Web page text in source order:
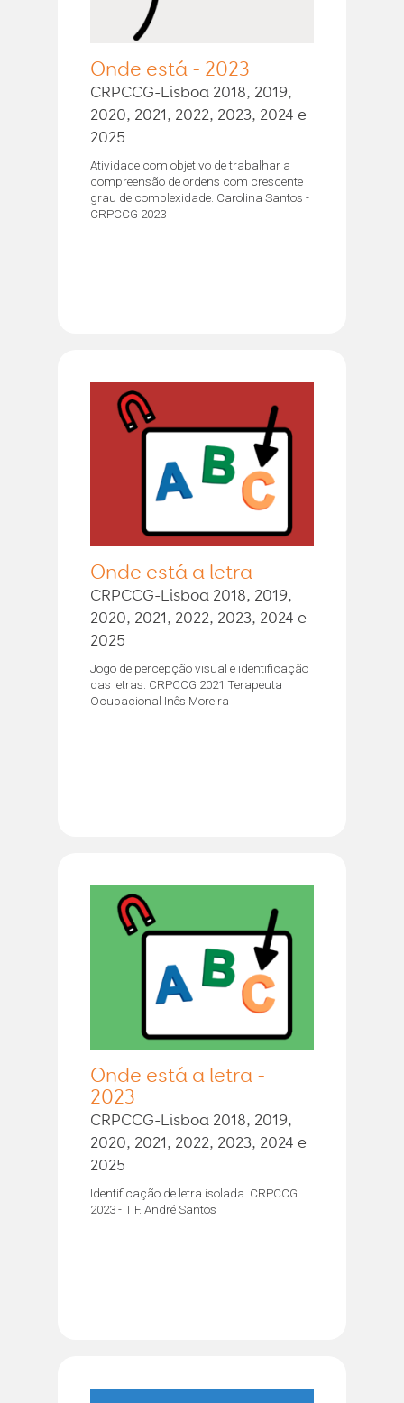
Onde está - 2023
CRPCCG-Lisboa 2018, 2019,
2020, 2021, 2022, 2023, 2024 e
2025
Atividade com objetivo de trabalhar a
compreensão de ordens com crescente
grau de complexidade. Carolina Santos -
CRPCCG 2023
Onde está a letra
CRPCCG-Lisboa 2018, 2019,
2020, 2021, 2022, 2023, 2024 e
2025
Jogo de percepção visual e identificação
das letras. CRPCCG 2021 Terapeuta
Ocupacional Inês Moreira
Onde está a letra -
2023
CRPCCG-Lisboa 2018, 2019,
2020, 2021, 2022, 2023, 2024 e
2025
Identificação de letra isolada. CRPCCG
2023 - T.F. André Santos